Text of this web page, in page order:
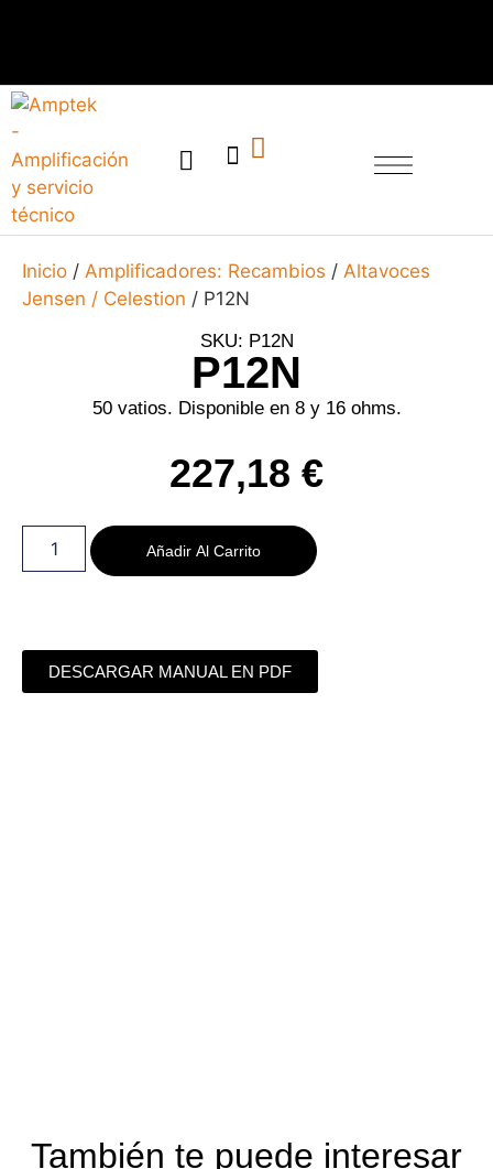
Inicio / Amplificadores: Recambios / Altavoces
Jensen / Celestion / P12N
SKU: P12N
P12N
50 vatios. Disponible en 8 y 16 ohms.
227,18 €
Añadir Al Carrito
DESCARGAR MANUAL EN PDF
También te puede interesar